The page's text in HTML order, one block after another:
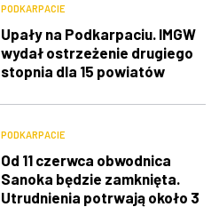
PODKARPACIE
Upały na Podkarpaciu. IMGW
wydał ostrzeżenie drugiego
stopnia dla 15 powiatów
PODKARPACIE
Od 11 czerwca obwodnica
Sanoka będzie zamknięta.
Utrudnienia potrwają około 3